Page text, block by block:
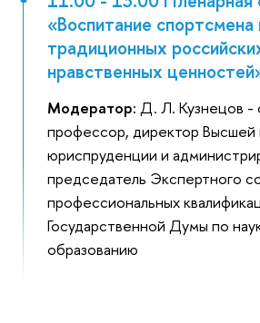
«Воспитание
традиционных
нравственных
Модератор: Д. Л. Кузнецов -
профессор, директор Высшей
юриспруденции и
председатель Экспертного
профессиональных
Государственной Думы по
образованию